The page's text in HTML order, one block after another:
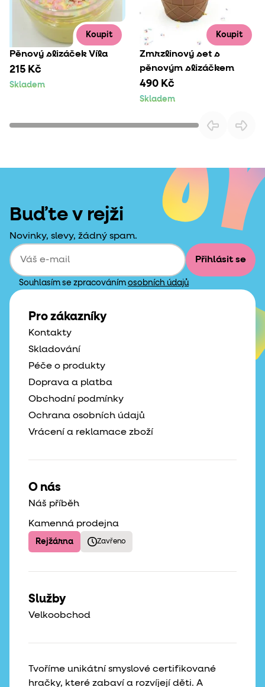
Koupit
Pěnový slizáček Víla
215 Kč
Skladem
Koupit
Zmrzlinový set s
pěnovým slizáčkem
490 Kč
Skladem
Buďte v rejži
Novinky, slevy, žádný spam.
Přihlásit se
Souhlasím se zpracováním osobních údajů
Tvoříme unikátní smyslové certifikované
hračky, které zabaví a rozvíjejí děti. A
Pro zákazníky
Kontakty
Skladování
Péče o produkty
Doprava a platba
Obchodní podmínky
Ochrana osobních údajů
Vrácení a reklamace zboží
O nás
Náš příběh
Kamenná prodejna
Rejžárna Zavřeno
Služby
Velkoobchod